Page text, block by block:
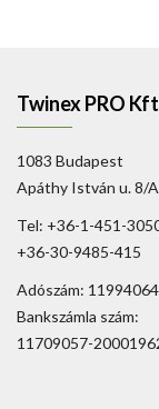
Twinex PRO
1083 Budapest
Apáthy István u. 8/A
Tel: +36-1-451-
+36-30-9485-415
Adószám:
Bankszámla szám:
11709057-